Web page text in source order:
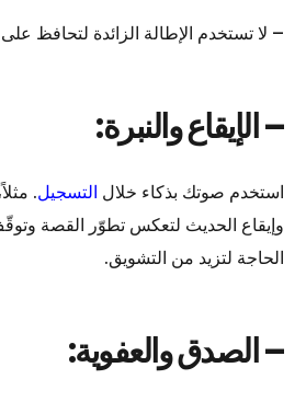
– لا تستخدم الإطالة الزائدة لتحافظ
– الإيقاع والنبرة:
استخدم صوتك بذكاء خلال التسجيل.
وإيقاع الحديث لتعكس تطوّر القصة
الحاجة لتزيد من التشويق.
– الصدق والعفوية: